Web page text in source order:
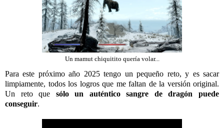
Un mamut chiquitito quería volar...
Para este próximo año 2025 tengo un pequeño reto, y es sacar
limpiamente, todos los logros que me faltan de la versión original.
Un reto que sólo un auténtico sangre de dragón puede
conseguir.